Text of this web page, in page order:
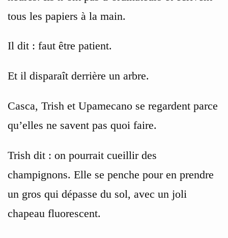
tous les papiers à la main.
Il dit : faut être patient.
Et il disparaît derrière un arbre.
Casca, Trish et Upamecano se regardent parce
qu’elles ne savent pas quoi faire.
Trish dit : on pourrait cueillir des
champignons. Elle se penche pour en prendre
un gros qui dépasse du sol, avec un joli
chapeau fluorescent.